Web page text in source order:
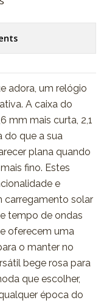
adora, um relógio
A caixa do
mm mais curta, 2,1
do que a sua
plana quando
fino. Estes
e
carregamento solar
tempo de ondas
oferecem uma
o manter no
bege rosa para
que escolher,
época do